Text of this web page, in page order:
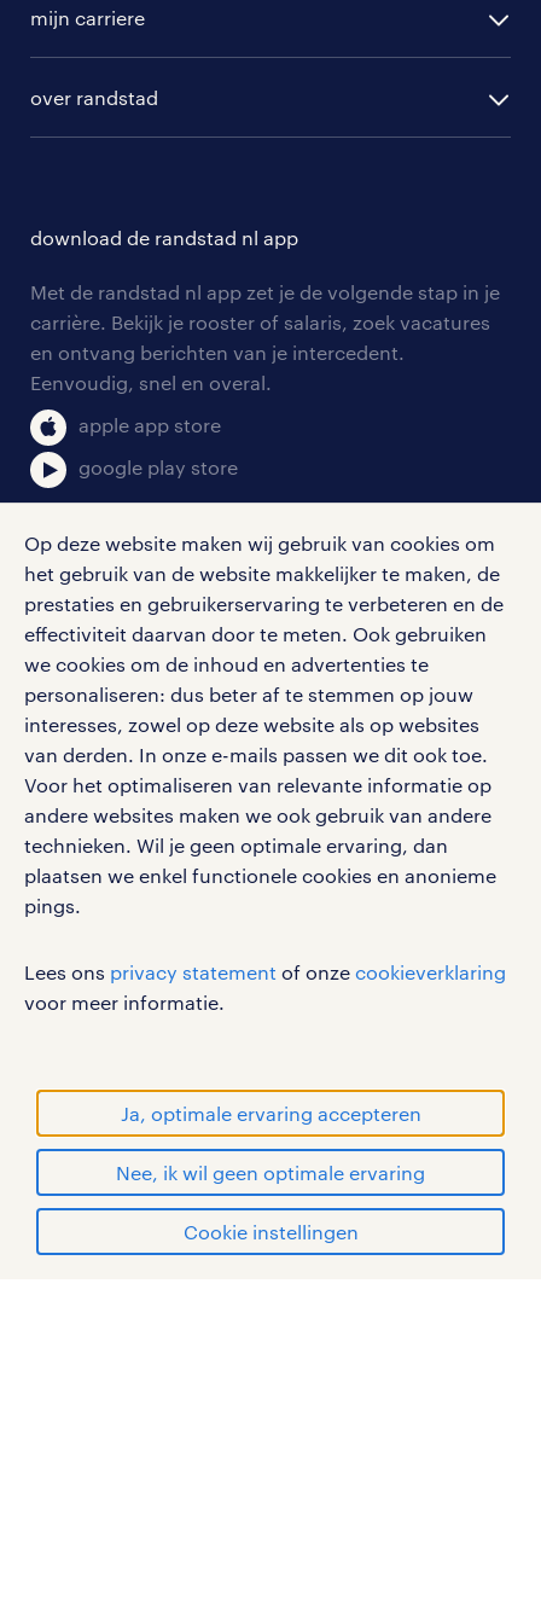
Op deze website maken wij gebruik van cookies om
het gebruik van de website makkelijker te maken, de
prestaties en gebruikerservaring te verbeteren en de
effectiviteit daarvan door te meten. Ook gebruiken
we cookies om de inhoud en advertenties te
personaliseren: dus beter af te stemmen op jouw
interesses, zowel op deze website als op websites
van derden. In onze e-mails passen we dit ook toe.
Voor het optimaliseren van relevante informatie op
andere websites maken we ook gebruik van andere
technieken. Wil je geen optimale ervaring, dan
plaatsen we enkel functionele cookies en anonieme
pings.
Lees ons privacy statement of onze cookieverklaring
voor meer informatie.
Ja, optimale ervaring accepteren
Nee, ik wil geen optimale ervaring
Cookie instellingen
randstad professional
randstad digital
hr-diensten
branches
tarieven
personeel gezocht
aanmelden nieuwsbrief
mijn carriere
blogs en artikelen
salarischecker
bruto-netto calculator
over randstad
onze vestigingen
pers
klachten en misstanden
download de randstad nl app
Met de randstad nl app zet je de volgende stap in je
carrière. Bekijk je rooster of salaris, zoek vacatures
en ontvang berichten van je intercedent.
Eenvoudig, snel en overal.
apple app store
google play store
social media
Volg ons voor de leukste content omtrent
vacatures, solliciteren en inspiratie.
werken bij randstad
gebruikersvoorwaarden
privacystatement
cookies
handelsmerken van Randstad N.V.
© Randstad 2026